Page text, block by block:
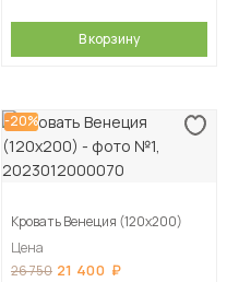
В корзину
-20%
Кровать Венеция (120х200)
Цена
26 750 21 400